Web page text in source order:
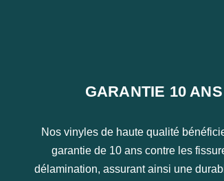
GARANTIE 10 ANS
Nos vinyles de haute qualité
garantie de 10 ans contre les
délamination, assurant ainsi une